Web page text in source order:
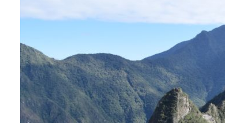
Capitala si Patrimoniu Mondial
locuri precum casa istorica Aliaga, Catedrala
Arequipa
: Plimbare prin orasul interzis al
spectaculoasa asupra Vulcanului Misti.
Islas Ballestas: Veti ramane uimiti de
varietati de foci si a simpaticilor pinguini
Nasca Lines: Apreciati aceste misterioase